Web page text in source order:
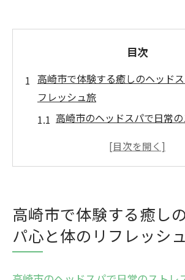
目次
高崎市で体験する癒しのヘッド
フレッシュ旅
高崎市のヘッドスパで日常
極上のヘッドスパで高崎市を
時に実現
高崎市のヘッドスパのリラク
高崎市でのヘッドスパ体験が
高崎市で体験する癒し
パ心と体のリフレッシ